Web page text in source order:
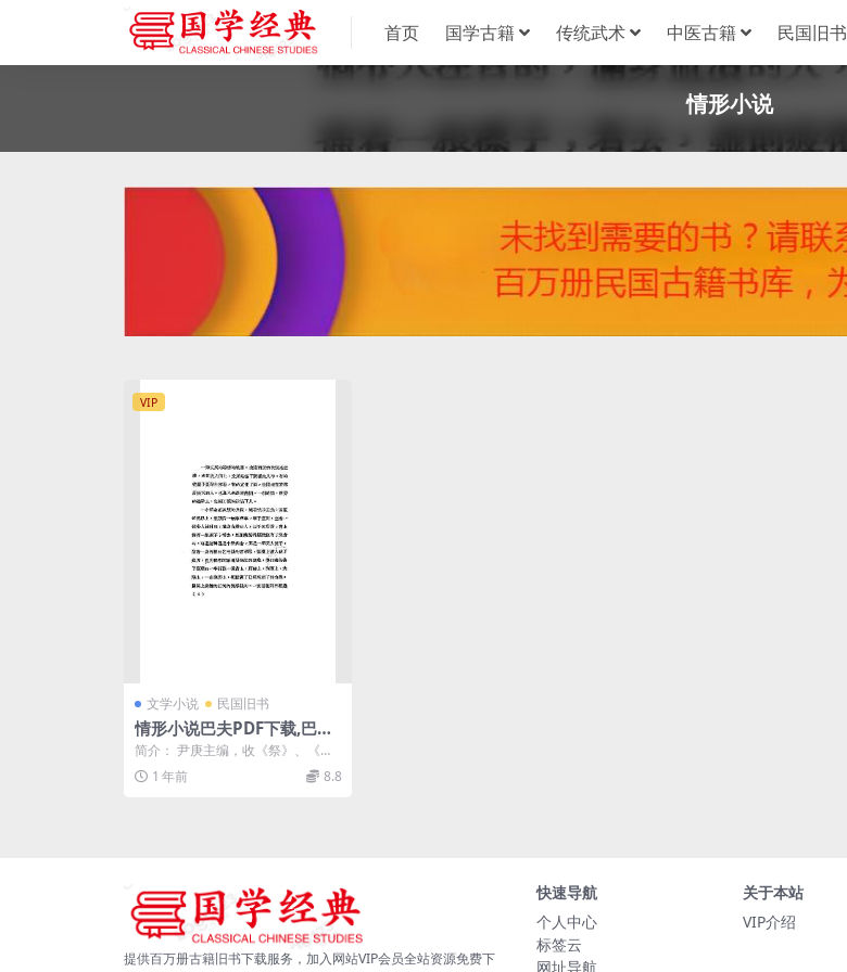
首页 国学古籍 传统武术 中医古籍 民国旧书
情形小说
VIP
文学小说 民国旧书
情形小说巴夫PDF下载,巴夫
短篇小说集,天马丛书
简介： 尹庚主编，收《祭》、《捣
乱》等7篇小说 截图： 目录： 祭
捣乱 ...
1 年前 8.8
提供百万册古籍旧书下载服务，加入网站VIP会员全站资源免费下
快速导航
个人中心
标签云
网址导航
关于本站
VIP介绍